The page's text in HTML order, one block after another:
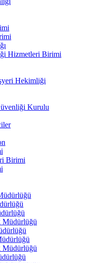
Hizmetleri Birimi
Hekimliği
Kurulu
Birimi
Müdürlüğü
Müdürlüğü